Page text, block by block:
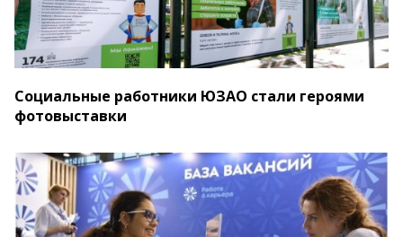
Социальные работники ЮЗАО стали героями
фотовыставки